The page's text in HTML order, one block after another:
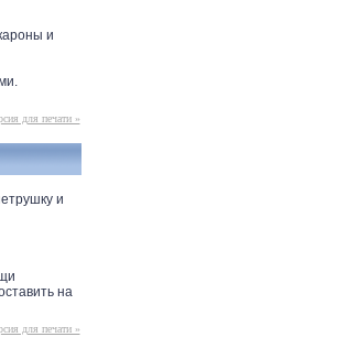
и
для печати »
и
на
для печати »